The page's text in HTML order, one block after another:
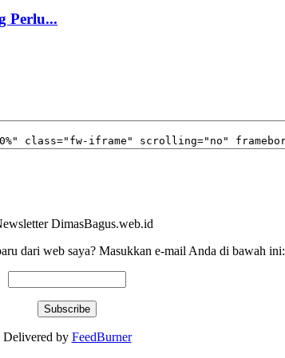
Perlu...
dari web saya? Masukkan e-mail Anda di bawah ini:
Delivered by FeedBurner